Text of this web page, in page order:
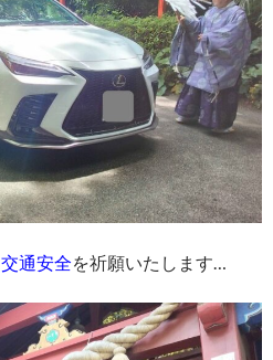
交通安全を祈願いたします…